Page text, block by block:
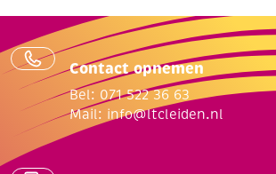
Contact opnemen
Bel: 071 522 36 63
Mail: info@ltcleiden.nl